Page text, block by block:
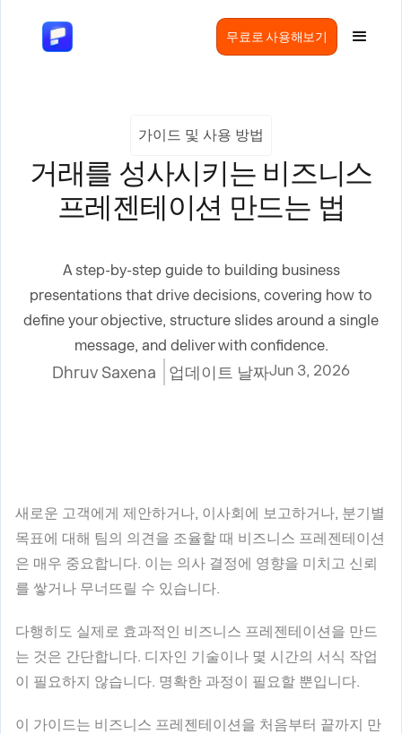
무료로 사용해보기
가이드 및 사용 방법
거래를 성사시키는 비즈니스
프레젠테이션 만드는 법
A step-by-step guide to building business
presentations that drive decisions, covering how to
define your objective, structure slides around a single
message, and deliver with confidence.
Dhruv Saxena 업데이트 날짜Jun 3, 2026
새로운 고객에게 제안하거나, 이사회에 보고하거나, 분기별
목표에 대해 팀의 의견을 조율할 때 비즈니스 프레젠테이션
은 매우 중요합니다. 이는 의사 결정에 영향을 미치고 신뢰
를 쌓거나 무너뜨릴 수 있습니다.
다행히도 실제로 효과적인 비즈니스 프레젠테이션을 만드
는 것은 간단합니다. 디자인 기술이나 몇 시간의 서식 작업
이 필요하지 않습니다. 명확한 과정이 필요할 뿐입니다.
이 가이드는 비즈니스 프레젠테이션을 처음부터 끝까지 만